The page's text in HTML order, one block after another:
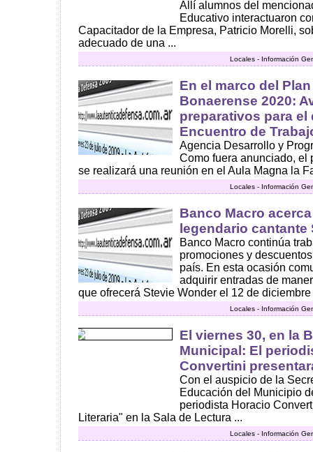
Allí alumnos del
Educativo interactuaron
Capacitador de la Empresa, Patricio Morelli,
adecuado de una ...
Locales - Información
En el marco del
Bonaerense 2020:
preparativos para el
Encuentro de
Agencia Desarrollo y
Como fuera anunciado, el
se realizará una reunión en el Aula Magna la
Locales - Información
Banco Macro
legendario cantante
Banco Macro continúa
promociones y
país. En esta ocasión
adquirir entradas de
que ofrecerá Stevie Wonder el 12 de
Locales - Información
El viernes 30, en la
Municipal: El
Convertini
Con el auspicio de la
Educación del Municipio
periodista Horacio
Literaria" en la Sala de Lectura ...
Locales - Información